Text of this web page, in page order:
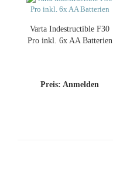
Varta In­de­st­ruc­ti­ble F30
Pro inkl. 6x AA Bat­te­rien
Preis: Anmelden